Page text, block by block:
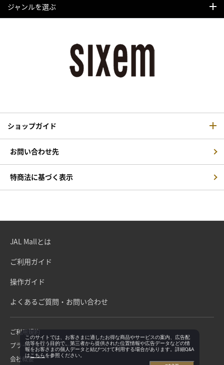
ジャンルを選ぶ
ショップガイド
お問い合わせ先
特商法に基づく表示
JAL Mallとは
ご利用ガイド
操作ガイド
よくあるご質問・お問い合わせ
ご利用規約
プライバシーポリシー
会社概要
このサイトでは、お客さまに適したお得な商品やサービスの案内、広告配
信等を行う目的で、第三者から提供された位置情報や広告データなどの情
報をお客さまの個人データと結びつけて利用する場合があります。詳細Q&A
はこちらを参照ください。